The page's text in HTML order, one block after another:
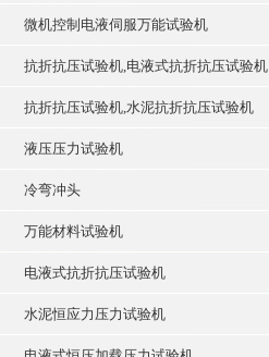
微机控制电液伺服万能试验机
抗折抗压试验机,电液式抗折抗压试验机
抗折抗压试验机,水泥抗折抗压试验机
液压压力试验机
冷弯冲头
万能材料试验机
电液式抗折抗压试验机
水泥恒应力压力试验机